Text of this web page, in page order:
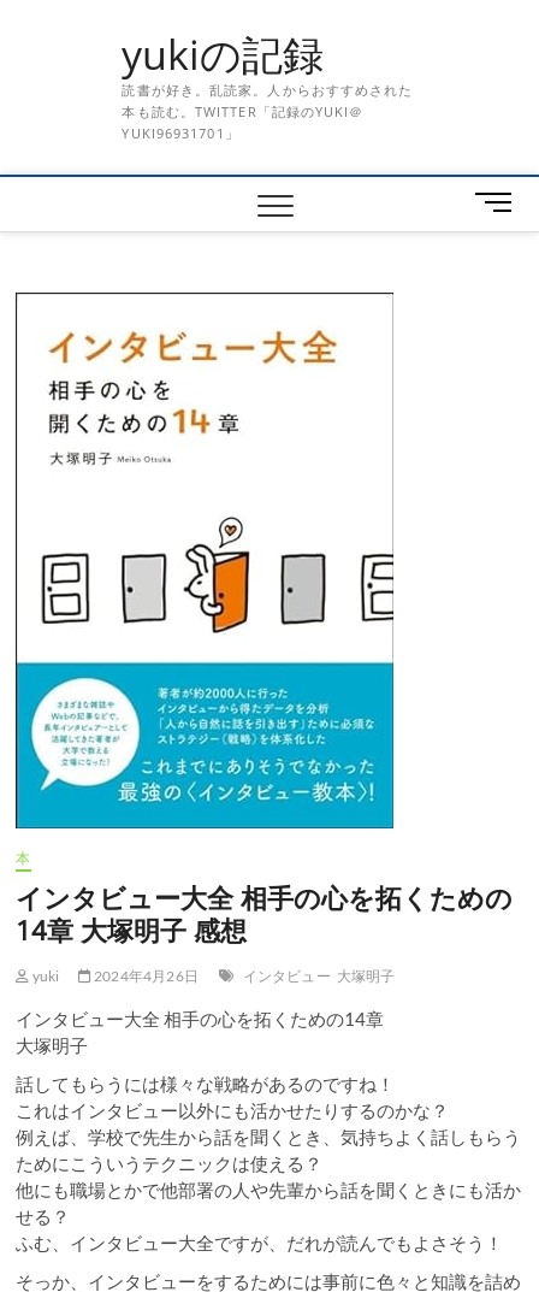
yukiの記録
読書が好き。乱読家。人からおすすめされた
本も読む。TWITTER「記録のYUKI＠
YUKI96931701」
メ
ニ
本
インタビュー大全 相手の心を拓くための
14章 大塚明子 感想
yuki 2024年4月26日 インタビュー 大塚明子
インタビュー大全 相手の心を拓くための14章
大塚明子
話してもらうには様々な戦略があるのですね！
これはインタビュー以外にも活かせたりするのかな？
例えば、学校で先生から話を聞くとき、気持ちよく話しもらう
ためにこういうテクニックは使える？
他にも職場とかで他部署の人や先輩から話を聞くときにも活か
せる？
ふむ、インタビュー大全ですが、だれが読んでもよさそう！
そっか、インタビューをするためには事前に色々と知識を詰め